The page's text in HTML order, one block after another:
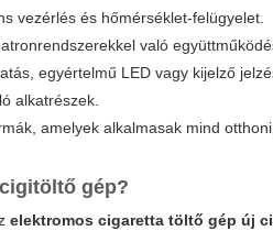
vezérlés és hőmérséklet-felügyelet.
való
egyértelmű LED vagy kijelző
alkatrészek.
amelyek alkalmasak mind
gép?
elektromos cigaretta töltő gép új